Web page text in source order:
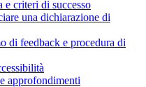
e criteri di successo
una dichiarazione di
di feedback e procedura di
approfondimenti